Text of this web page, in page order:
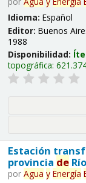
Idioma: Español
Editor: Buenos
1988
Disponibilidad:
topográfica:
Estación
provincia de
por Agua y Energía